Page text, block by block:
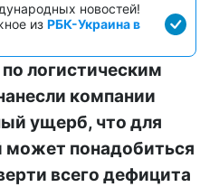
новостей!
из РБК-Украина в
логистическим
компании
ущерб, что для
может понадобиться
всего дефицита